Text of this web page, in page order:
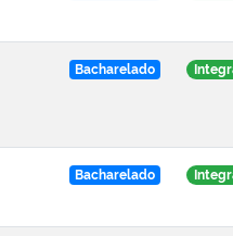
Bacharelado
Bacharelado